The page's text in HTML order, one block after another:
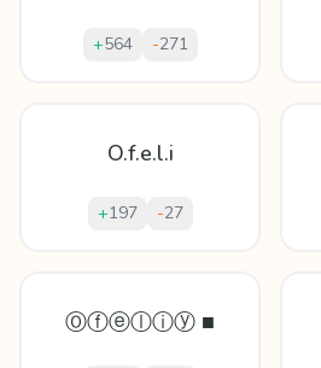
+564 -271
O.f.e.l.i
+197 -27
Ⓞⓕⓔⓛⓘⓨ ■